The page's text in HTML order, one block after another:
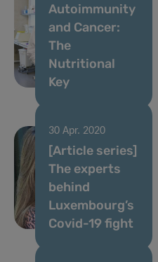
Autoimmunity
and Cancer:
The
Nutritional
Key
30 Apr. 2020
[Article series]
The experts
behind
Luxembourg’s
Covid-19 fight